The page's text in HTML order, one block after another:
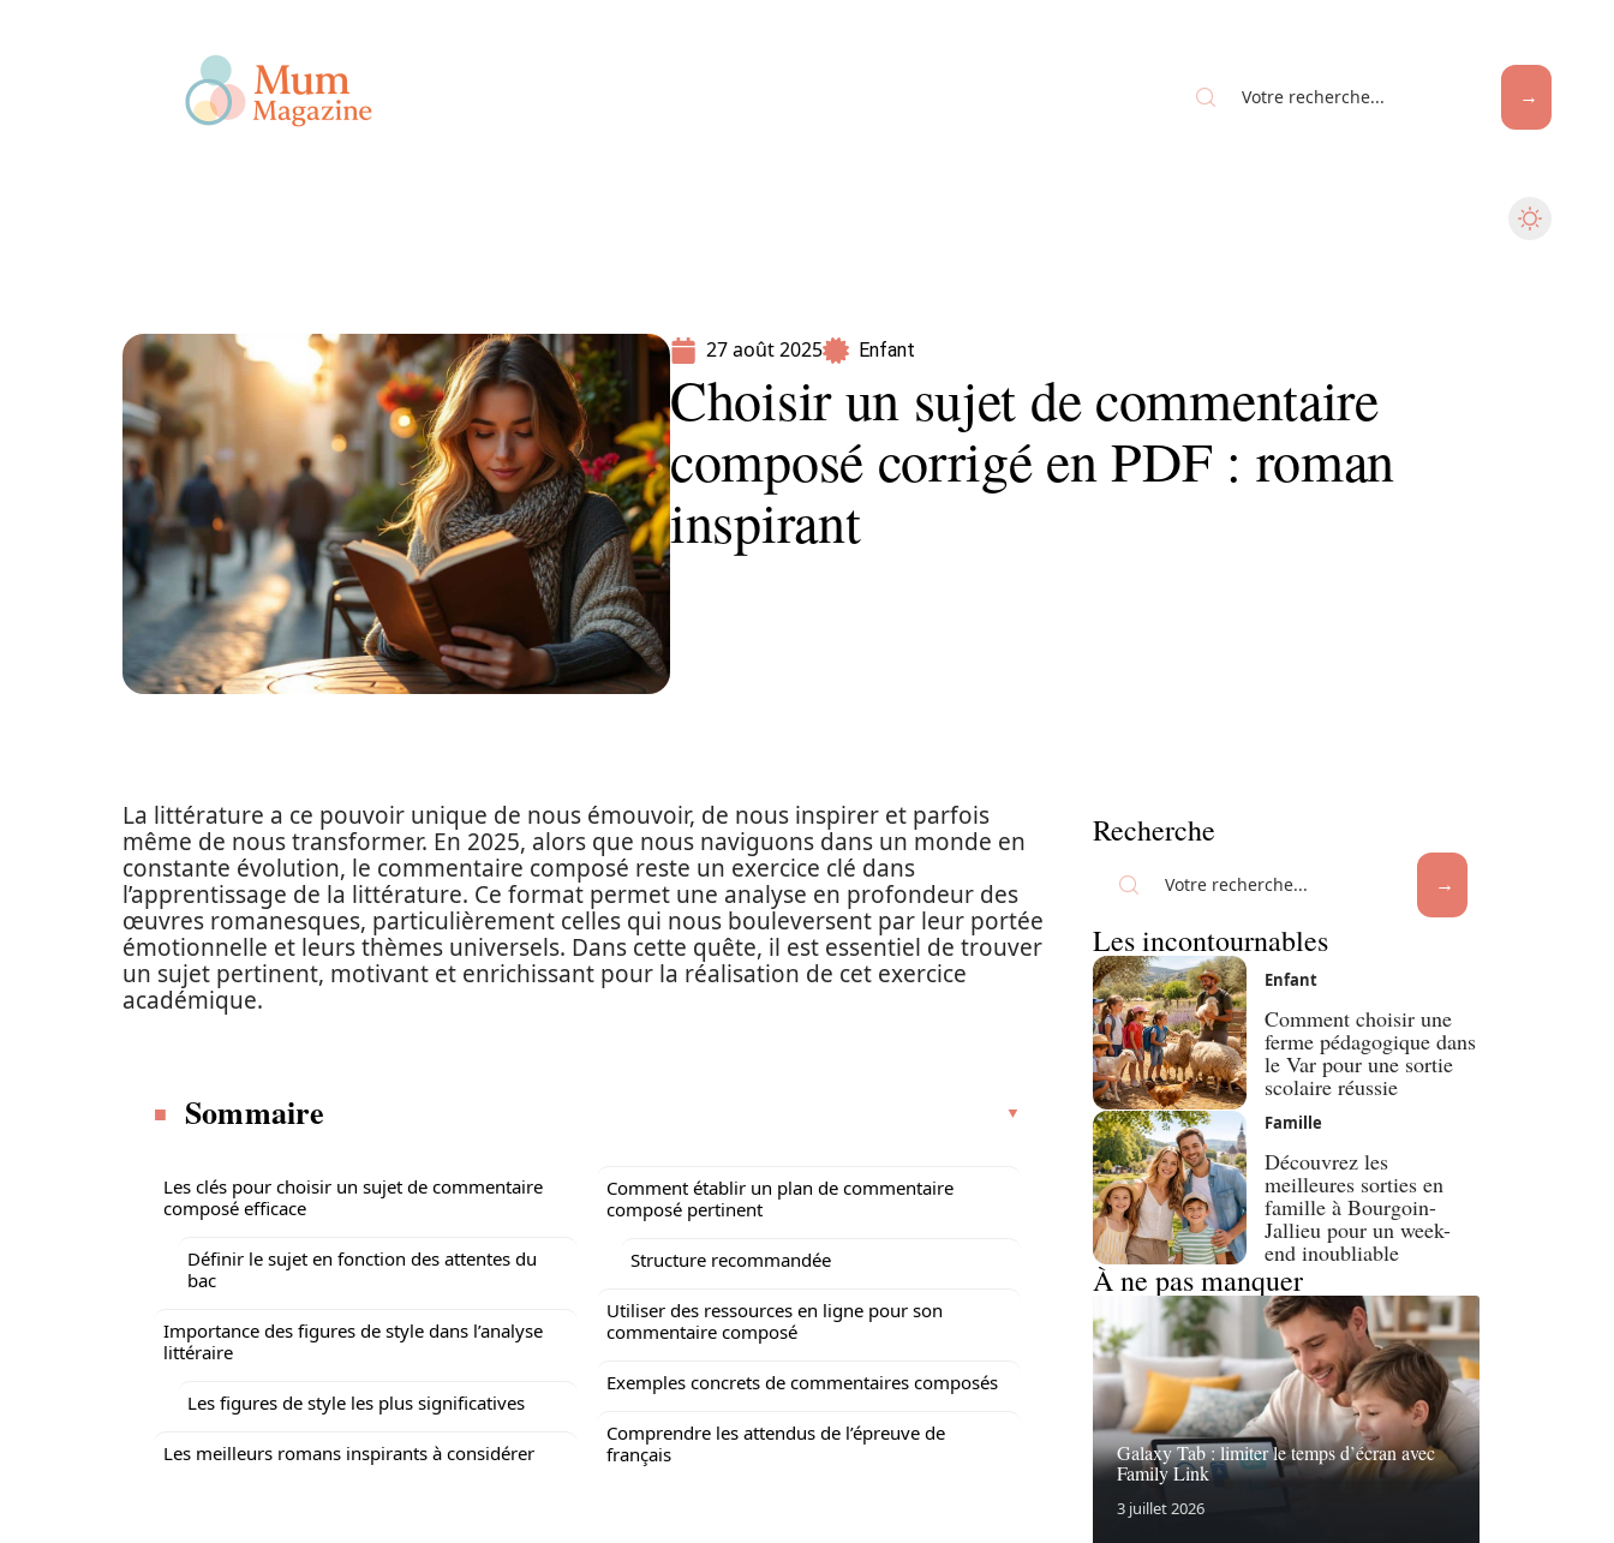
27 août 2025 Enfant
Choisir un sujet de commentaire
composé corrigé en PDF : roman
inspirant
La littérature a ce pouvoir unique de nous émouvoir, de nous inspirer et parfois
même de nous transformer. En 2025, alors que nous naviguons dans un monde en
constante évolution, le commentaire composé reste un exercice clé dans
l’apprentissage de la littérature. Ce format permet une analyse en profondeur des
œuvres romanesques, particulièrement celles qui nous bouleversent par leur portée
émotionnelle et leurs thèmes universels. Dans cette quête, il est essentiel de trouver
un sujet pertinent, motivant et enrichissant pour la réalisation de cet exercice
académique.
Sommaire
Les clés pour choisir un sujet de commentaire
composé efficace
Définir le sujet en fonction des attentes du
bac
Importance des figures de style dans l’analyse
littéraire
Les figures de style les plus significatives
Les meilleurs romans inspirants à considérer
Comment établir un plan de commentaire
composé pertinent
Structure recommandée
Utiliser des ressources en ligne pour son
commentaire composé
Exemples concrets de commentaires composés
Comprendre les attendus de l’épreuve de
français
Recherche
Les incontournables
Enfant
Comment choisir une
ferme pédagogique dans
le Var pour une sortie
scolaire réussie
Famille
Découvrez les
meilleures sorties en
famille à Bourgoin-
Jallieu pour un week-
end inoubliable
À ne pas manquer
Galaxy Tab : limiter le temps d’écran avec
Family Link
3 juillet 2026